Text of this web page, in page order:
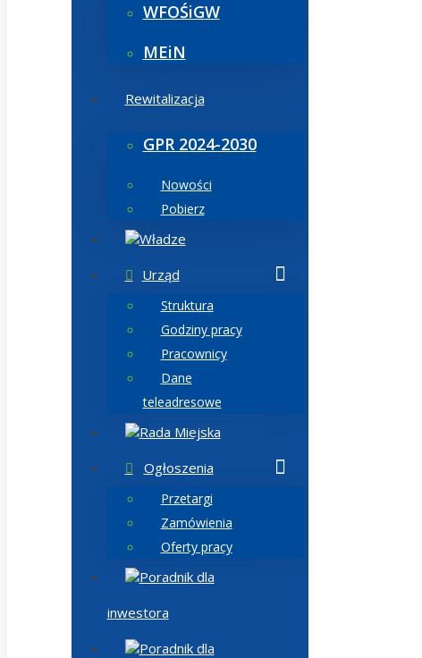
WFOŚiGW
MEiN
Rewitalizacja
GPR 2024-2030
Nowości
Pobierz
Władze
Urząd
Struktura
Godziny pracy
Pracownicy
Dane
teleadresowe
Rada Miejska
Ogłoszenia
Przetargi
Zamówienia
Oferty pracy
Poradnik dla
inwestora
Poradnik dla